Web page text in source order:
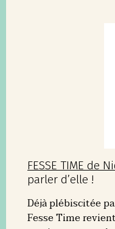
FESSE TIME de
parler d’elle !
Déjà plébiscitée
Fesse Time